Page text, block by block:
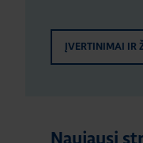
ĮVERTINIMAI IR